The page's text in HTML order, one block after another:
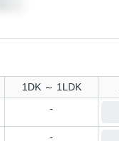
1DK ～ 1LDK
-
-